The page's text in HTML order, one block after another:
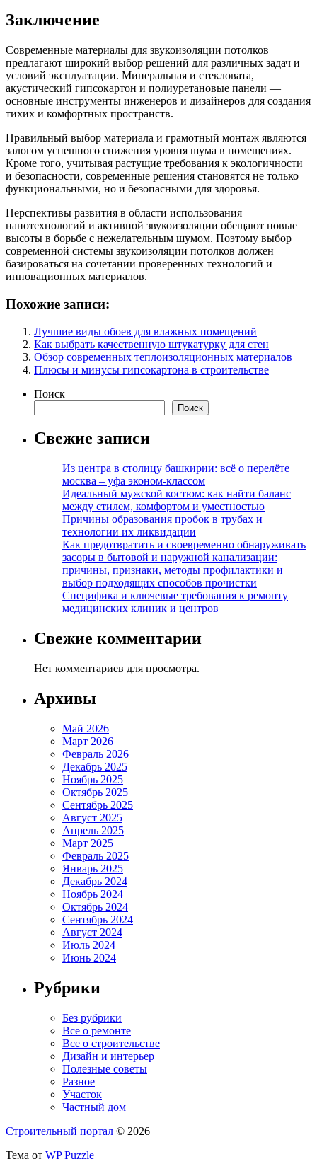
Заключение
Современные материалы для звукоизоляции потолков
предлагают широкий выбор решений для различных задач и
условий эксплуатации. Минеральная и стекловата,
акустический гипсокартон и полиуретановые панели —
основные инструменты инженеров и дизайнеров для создания
тихих и комфортных пространств.
Правильный выбор материала и грамотный монтаж являются
залогом успешного снижения уровня шума в помещениях.
Кроме того, учитывая растущие требования к экологичности
и безопасности, современные решения становятся не только
функциональными, но и безопасными для здоровья.
Перспективы развития в области использования
нанотехнологий и активной звукоизоляции обещают новые
высоты в борьбе с нежелательным шумом. Поэтому выбор
современной системы звукоизоляции потолков должен
базироваться на сочетании проверенных технологий и
инновационных материалов.
Похожие записи:
Лучшие виды обоев для влажных помещений
Как выбрать качественную штукатурку для стен
Обзор современных теплоизоляционных материалов
Плюсы и минусы гипсокартона в строительстве
Поиск
Поиск
Свежие записи
Из центра в столицу башкирии: всё о перелёте
москва – уфа эконом-классом
Идеальный мужской костюм: как найти баланс
между стилем, комфортом и уместностью
Причины образования пробок в трубах и
технологии их ликвидации
Как предотвратить и своевременно обнаруживать
засоры в бытовой и наружной канализации:
причины, признаки, методы профилактики и
выбор подходящих способов прочистки
Специфика и ключевые требования к ремонту
медицинских клиник и центров
Свежие комментарии
Нет комментариев для просмотра.
Архивы
Май 2026
Март 2026
Февраль 2026
Декабрь 2025
Ноябрь 2025
Октябрь 2025
Сентябрь 2025
Август 2025
Апрель 2025
Март 2025
Февраль 2025
Январь 2025
Декабрь 2024
Ноябрь 2024
Октябрь 2024
Сентябрь 2024
Август 2024
Июль 2024
Июнь 2024
Рубрики
Без рубрики
Все о ремонте
Все о строительстве
Дизайн и интерьер
Полезные советы
Разное
Участок
Частный дом
Строительный портал © 2026
Тема от WP Puzzle